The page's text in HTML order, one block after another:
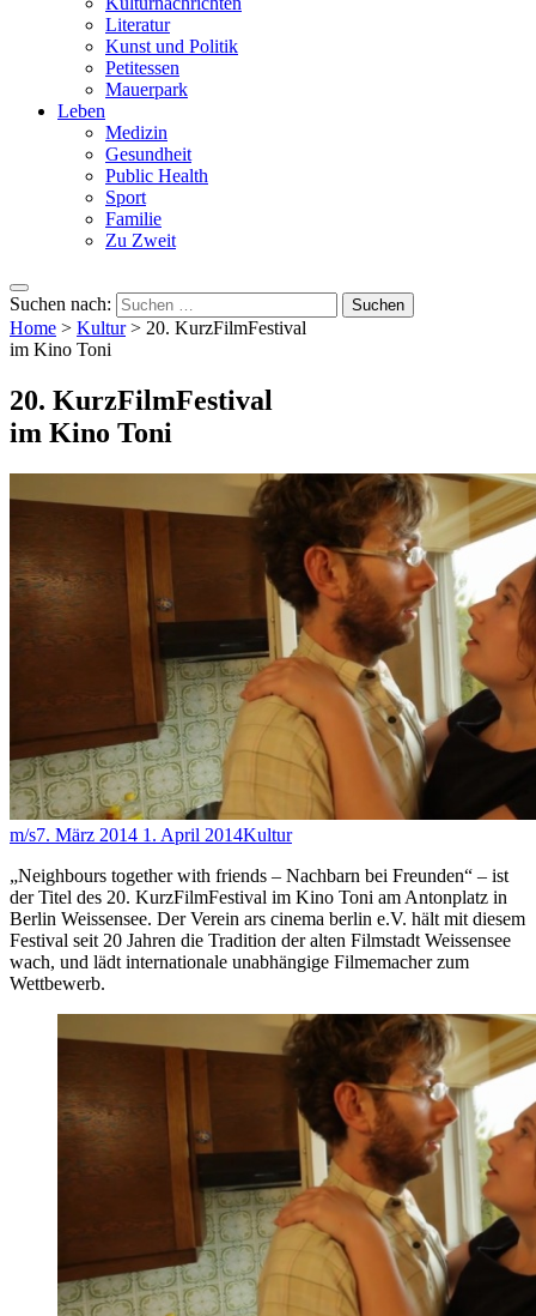
Literatur
Kunst und Politik
Petitessen
Mauerpark
Leben
Medizin
Gesundheit
Public Health
Sport
Familie
Zu Zweit
Suchen nach:
Home > Kultur> 20. KurzFilmFestival
im Kino Toni
20. KurzFilmFestival
im Kino Toni
m/s7. März 2014 1. April 2014Kultur
„Neighbours together with friends – Nachbarn bei Freunden“ – ist
der Titel des 20. KurzFilmFestival im Kino Toni am Antonplatz in
Berlin Weissensee. Der Verein ars cinema berlin e.V. hält mit diesem
Festival seit 20 Jahren die Tradition der alten Filmstadt Weissensee
wach, und lädt internationale unabhängige Filmemacher zum
Wettbewerb.